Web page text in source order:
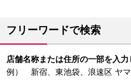
フリーワードで検索
店舗名称または住所の一部を入力
例） 新宿、東池袋、浪速区 ヤ